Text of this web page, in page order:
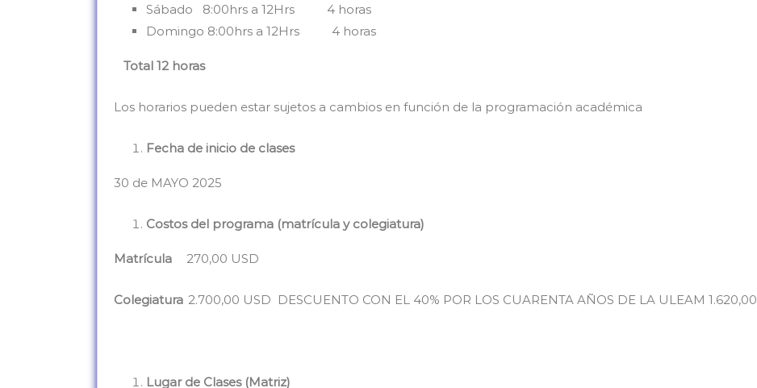
Sábado 8:00hrs a 12Hrs 4 horas
Domingo 8:00hrs a 12Hrs 4 horas
Total 12 horas
Los horarios pueden estar sujetos a cambios en función de la programación académica
Fecha de inicio de clases
30 de MAYO 2025
Costos del programa (matrícula y colegiatura)
Matrícula 270,00 USD
Colegiatura 2.700,00 USD DESCUENTO CON EL 40% POR LOS CUARENTA AÑOS DE LA ULEAM 1.620,00
Lugar de Clases (Matriz)